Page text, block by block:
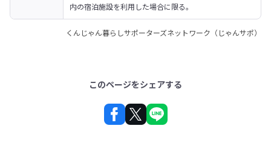
内の宿泊施設を利用した場合に限る。
くんじゃん暮らしサポーターズネットワーク（じゃんサポ）
このページをシェアする